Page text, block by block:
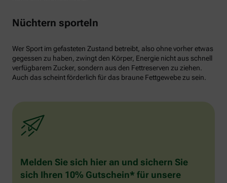
Nüchtern sporteln
Wer Sport im gefasteten Zustand betreibt, also ohne vorher etwas
gegessen zu haben, zwingt den Körper, Energie nicht aus schnell
verfügbarem Zucker, sondern aus den Fettreserven zu ziehen.
Auch das scheint förderlich für das braune Fettgewebe zu sein.
Melden Sie sich hier an und sichern Sie
sich Ihren 10% Gutschein* für unsere